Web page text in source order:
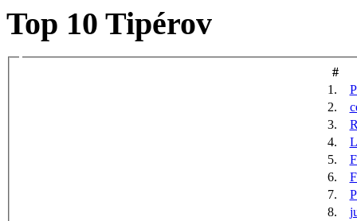
Top 10 Tipérov
#
1.
2.
3.
4.
5.
6.
7.
8.